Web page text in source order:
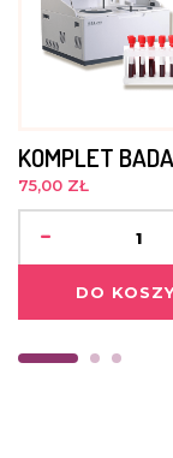
KOMPLET
75,00 ZŁ
-
DO